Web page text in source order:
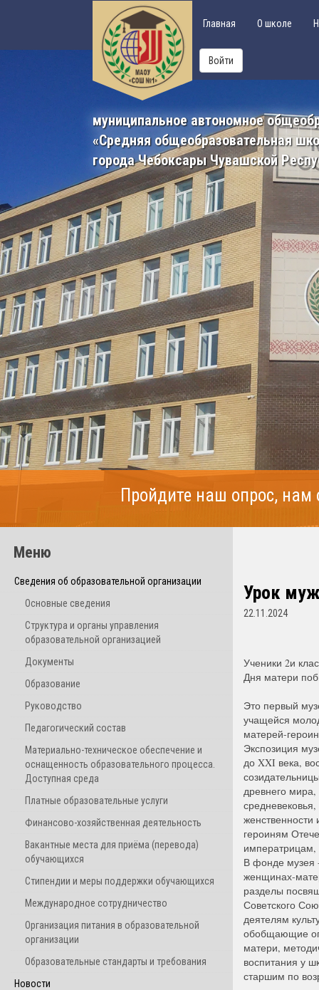
Главная О школе
Войти
муниципальное автономное
«Средняя общеобразовательная
города Чебоксары Чувашской
Пройдите наш опрос,
Меню
Сведения об образовательной организации
Основные сведения
Структура и органы управления
образовательной организацией
Документы
Образование
Руководство
Педагогический состав
Материально-техническое обеспечение и
оснащенность образовательного процесса.
Доступная среда
Платные образовательные услуги
Финансово-хозяйственная деятельность
Вакантные места для приёма (перевода)
обучающихся
Стипендии и меры поддержки обучающихся
Международное сотрудничество
Организация питания в образовательной
организации
Образовательные стандарты и требования
Новости
Урок
22.11.2024
Ученики 2и
Дня матери
Это первый
учащейся
матерей-
Экспозиция
до XXI века,
древнего
героиням
В фонде музея
женщинах-
разделы
Советского
деятелям
обобщающие
матери,
воспитания у
старшим по